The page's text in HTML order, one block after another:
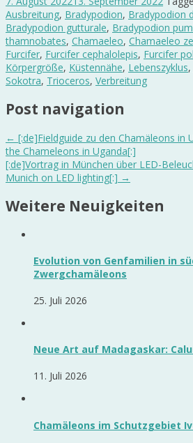
Ausbreitung, Bradypodion, Bradypodion
Bradypodion gutturale, Bradypodion
thamnobates, Chamaeleo, Chamaeleo
Furcifer, Furcifer cephalolepis, Furcifer
Körpergröße, Küstennähe, Lebenszyklus,
Sokotra, Trioceros, Verbreitung
Post navigation
← [:de]Fieldguide zu den Chamäleons in
the Chameleons in Uganda[:]
[:de]Vortrag in München über LED-
Munich on LED lighting[:] →
Weitere Neuigkeiten
Evolution von Genfamilien in
Zwergchamäleons
25. Juli 2026
Neue Art auf Madagaskar:
11. Juli 2026
Chamäleons im Schutzgebiet